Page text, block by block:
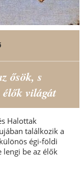
ősök, s
világát
Halottak
találkozik a
égi-földi
lengi be az élők